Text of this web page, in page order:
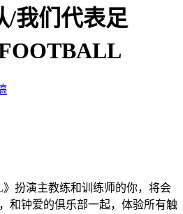
/我们代表足
扮演主教练和训练师的你，将会
和钟爱的俱乐部一起，体验所有触